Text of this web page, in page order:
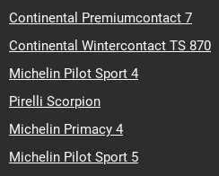
Continental Premiumcontact 7
Continental Wintercontact TS 870
Michelin Pilot Sport 4
Pirelli Scorpion
Michelin Primacy 4
Michelin Pilot Sport 5